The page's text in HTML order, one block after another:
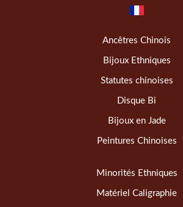
Ancêtres Chinois
Bijoux Ethniques
Statutes chinoises
Disque Bi
Bijoux en Jade
Peintures Chinoises
Minorités Ethniques
Matériel Caligraphie